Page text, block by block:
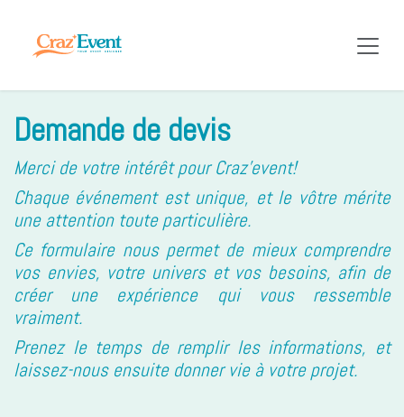
Demande de devis
Merci de votre intérêt pour Craz'event!
Chaque événement est unique, et le vôtre mérite
une attention toute particulière.
Ce formulaire nous permet de mieux comprendre
vos envies, votre univers et vos besoins, afin de
créer une expérience qui vous ressemble
vraiment.
Prenez le temps de remplir les informations, et
laissez-nous ensuite donner vie à votre projet.